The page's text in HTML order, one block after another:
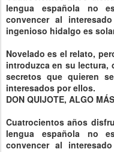
lengua española no
convencer al
ingenioso hidalgo es
Novelado es el relato,
introduzca en su lectura,
secretos que quieren
interesados por ellos.
DON QUIJOTE, ALGO
Cuatrocientos años
lengua española no
convencer al